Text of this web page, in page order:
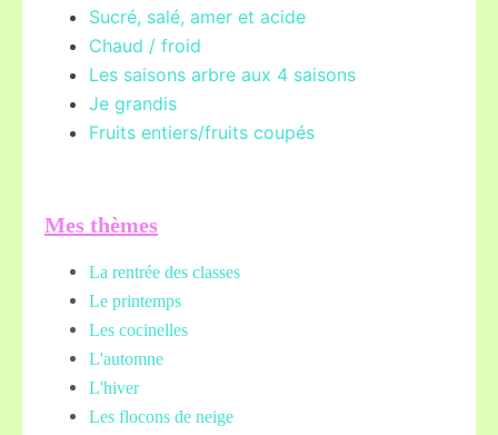
Sucré, salé, amer et acide
Chaud / froid
Les saisons arbre aux 4 saisons
Je grandis
Fruits entiers/fruits coupés
Mes thèmes
La rentrée des classes
Le printemps
Les cocinelles
L'automne
L'hiver
Les flocons de neige